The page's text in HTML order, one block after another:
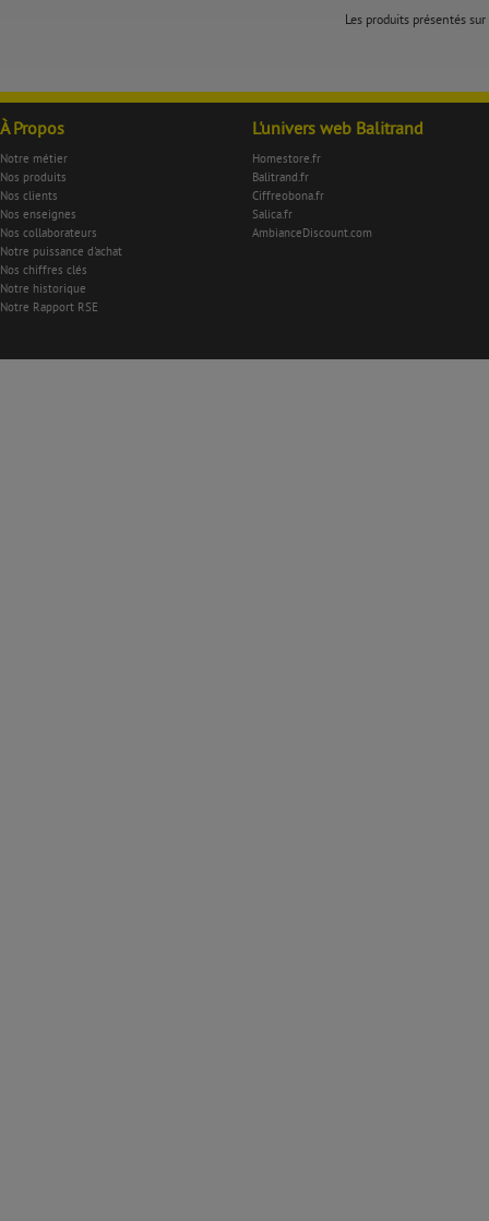
Les produits présentés
À Propos
Notre métier
Nos produits
Nos clients
Nos enseignes
Nos collaborateurs
Notre puissance d'achat
Nos chiffres clés
Notre historique
Notre Rapport RSE
L'univers web Balitrand
Homestore.fr
Balitrand.fr
Ciffreobona.fr
Salica.fr
AmbianceDiscount.com